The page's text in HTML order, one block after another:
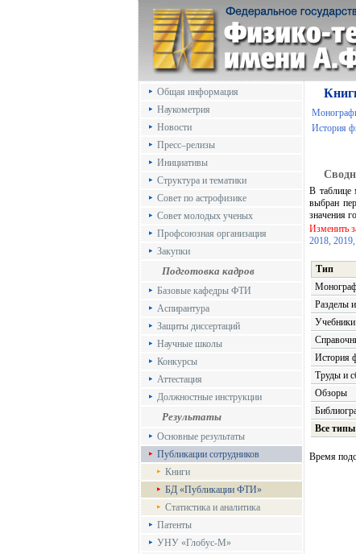
Общая информация
Наукометрия
Новости
Пресс–релизы
Инициативы
Структура и тематики
Совет по астрофизике
Совет молодых ученых
Профсоюзная организация
Закупки
Подготовка кадров
Базовые кафедры ФТИ
Аспирантура
Защиты диссертаций
Научные школы
Конкурсы
Аттестация
Должностные инструкции
Результаты
Основные результаты
Публикации сотрудников
Книги
БД «Публикации ФТИ»
Статистика и аналитика
Патенты
УНУ «Глобус-М»
История
В таблице
выбран
значения
Изменить
2018, 2019,
Тип
Разделы
История
Труды и
Обзоры
Все типы
Время